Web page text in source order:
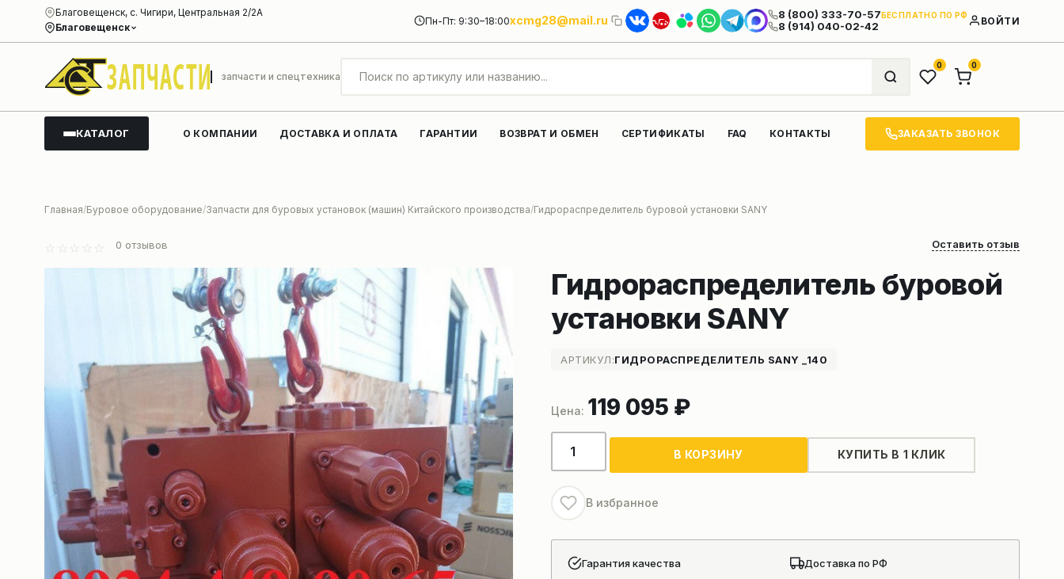
Благовещенск
Благовещенск, с. Чигири, Центральная 2/2А
Пн-Пт: 9:30–18:00xcmg28@mail.ru 8 (800) 333-70-57БЕСПЛАТНО ПО РФ
8 (914) 040-02-42 ВОЙТИ
запчасти и спецтехника
0 0
КАТАЛОГ О КОМПАНИИ ДОСТАВКА И ОПЛАТА ГАРАНТИИ ВОЗВРАТ И ОБМЕН СЕРТИФИКАТЫ FAQ КОНТАКТЫ ЗАКАЗАТЬ ЗВОНОК
Главная Буровое оборудование Запчасти для буровых установок (машин) Китайского производства Гидрораспределитель буровой установки SANY
0 отзывов Оставить отзыв
Гидрораспределитель буровой
установки SANY
АРТИКУЛ:ГИДРОРАСПРЕДЕЛИТЕЛЬ SANY _140
119 095 ₽
Количество
товара
буровой
установки
SANY
В КОРЗИНУ КУПИТЬ В 1 КЛИК
В избранное
Гарантия качества
Доставка по РФ